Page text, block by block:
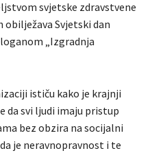
svjetske zdravstvene
obilježava Svjetski dan
„Izgradnja
ističu kako je krajnji
da svi ljudi imaju pristup
bez obzira na socijalni
je neravnopravnost i te